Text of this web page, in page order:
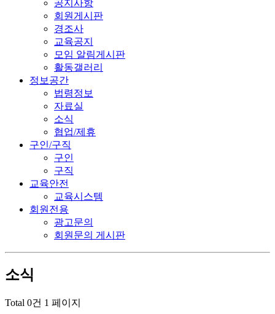
공지사항
회원게시판
경조사
교육공지
모임 알림게시판
활동갤러리
정보공간
법령정보
자료실
소식
협업/제휴
구인/구직
구인
구직
교육안전
교육시스템
회원전용
광고문의
회원문의 게시판
소식
Total 0건 1 페이지